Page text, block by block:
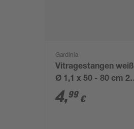
Gardinia
Vitragestangen weiß
Ø 1,1 x 50 - 80 cm 2
Stück
4,99 €